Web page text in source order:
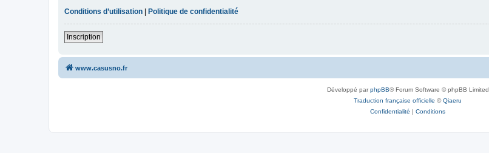
Conditions d’utilisation
Politique de confidentialité
Inscription
www.casusno.fr
Développé parphpBB® Forum Software © phpBB Limited
Traduction française officielle ©Qiaeru
Confidentialité | Conditions